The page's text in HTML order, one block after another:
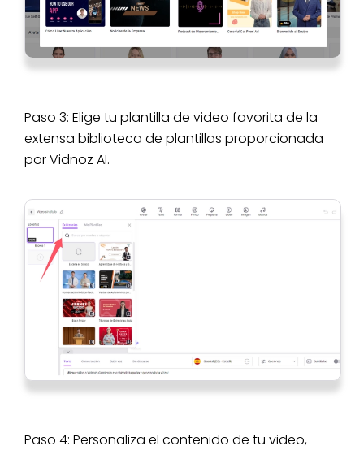
Paso 3: Elige tu plantilla de video favorita de la
extensa biblioteca de plantillas proporcionada
por Vidnoz AI.
Paso 4: Personaliza el contenido de tu video,